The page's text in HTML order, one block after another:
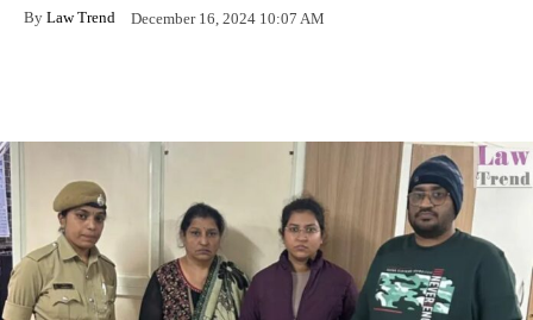
By Law Trend December 16, 2024 10:07 AM